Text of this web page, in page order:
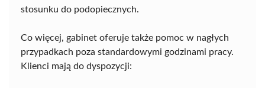
stosunku do podopiecznych.
Co więcej, gabinet oferuje także pomoc w nagłych
przypadkach poza standardowymi godzinami pracy.
Klienci mają do dyspozycji: